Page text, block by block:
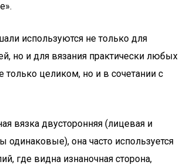
используются не только для
но и для вязания практически любых
только целиком, но и в сочетании с
вязка двусторонняя (лицевая и
одинаковые), она часто используется
где видна изнаночная сторона,